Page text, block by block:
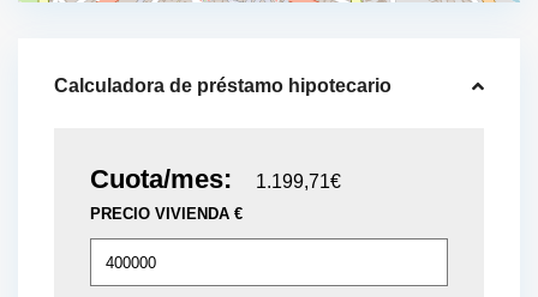
Calculadora de préstamo hipotecario
Cuota/mes: 1.199,71€
PRECIO VIVIENDA €